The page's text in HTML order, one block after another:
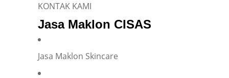
KONTAK KAMI
Jasa Maklon CISAS
Jasa Maklon Skincare
*